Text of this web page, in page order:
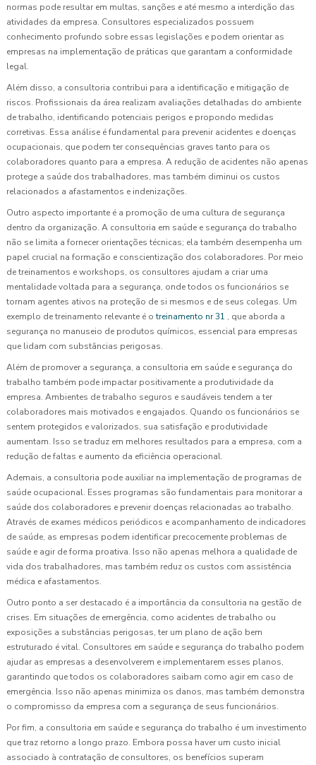
normas pode resultar em multas, sanções e até mesmo a interdição das
atividades da empresa. Consultores especializados possuem
conhecimento profundo sobre essas legislações e podem orientar as
empresas na implementação de práticas que garantam a conformidade
legal.
Além disso, a consultoria contribui para a identificação e mitigação de
riscos. Profissionais da área realizam avaliações detalhadas do ambiente
de trabalho, identificando potenciais perigos e propondo medidas
corretivas. Essa análise é fundamental para prevenir acidentes e doenças
ocupacionais, que podem ter consequências graves tanto para os
colaboradores quanto para a empresa. A redução de acidentes não apenas
protege a saúde dos trabalhadores, mas também diminui os custos
relacionados a afastamentos e indenizações.
Outro aspecto importante é a promoção de uma cultura de segurança
dentro da organização. A consultoria em saúde e segurança do trabalho
não se limita a fornecer orientações técnicas; ela também desempenha um
papel crucial na formação e conscientização dos colaboradores. Por meio
de treinamentos e workshops, os consultores ajudam a criar uma
mentalidade voltada para a segurança, onde todos os funcionários se
tornam agentes ativos na proteção de si mesmos e de seus colegas. Um
exemplo de treinamento relevante é otreinamento nr 31 , que aborda a
segurança no manuseio de produtos químicos, essencial para empresas
que lidam com substâncias perigosas.
Além de promover a segurança, a consultoria em saúde e segurança do
trabalho também pode impactar positivamente a produtividade da
empresa. Ambientes de trabalho seguros e saudáveis tendem a ter
colaboradores mais motivados e engajados. Quando os funcionários se
sentem protegidos e valorizados, sua satisfação e produtividade
aumentam. Isso se traduz em melhores resultados para a empresa, com a
redução de faltas e aumento da eficiência operacional.
Ademais, a consultoria pode auxiliar na implementação de programas de
saúde ocupacional. Esses programas são fundamentais para monitorar a
saúde dos colaboradores e prevenir doenças relacionadas ao trabalho.
Através de exames médicos periódicos e acompanhamento de indicadores
de saúde, as empresas podem identificar precocemente problemas de
saúde e agir de forma proativa. Isso não apenas melhora a qualidade de
vida dos trabalhadores, mas também reduz os custos com assistência
médica e afastamentos.
Outro ponto a ser destacado é a importância da consultoria na gestão de
crises. Em situações de emergência, como acidentes de trabalho ou
exposições a substâncias perigosas, ter um plano de ação bem
estruturado é vital. Consultores em saúde e segurança do trabalho podem
ajudar as empresas a desenvolverem e implementarem esses planos,
garantindo que todos os colaboradores saibam como agir em caso de
emergência. Isso não apenas minimiza os danos, mas também demonstra
o compromisso da empresa com a segurança de seus funcionários.
Por fim, a consultoria em saúde e segurança do trabalho é um investimento
que traz retorno a longo prazo. Embora possa haver um custo inicial
associado à contratação de consultores, os benefícios superam